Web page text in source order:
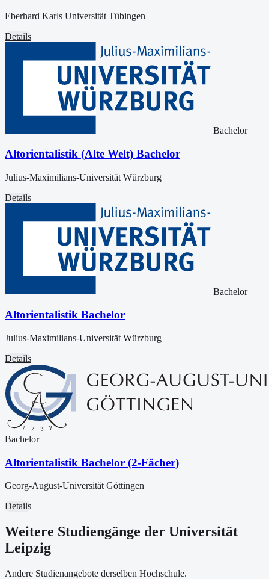
Eberhard Karls Universität Tübingen
Details
Bachelor
Altorientalistik (Alte Welt) Bachelor
Julius-Maximilians-Universität Würzburg
Details
Bachelor
Altorientalistik Bachelor
Julius-Maximilians-Universität Würzburg
Details
Bachelor
Altorientalistik Bachelor (2-Fächer)
Georg-August-Universität Göttingen
Details
Weitere Studiengänge der Universität
Leipzig
Andere Studienangebote derselben Hochschule.